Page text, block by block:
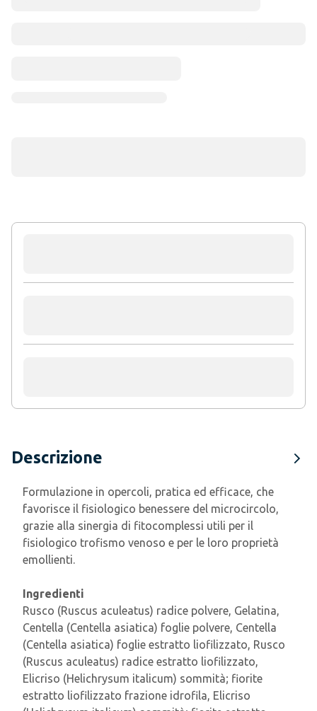
Descrizione
Formulazione in opercoli, pratica ed efficace, che
favorisce il fisiologico benessere del microcircolo,
grazie alla sinergia di fitocomplessi utili per il
fisiologico trofismo venoso e per le loro proprietà
emollienti.
Ingredienti
Rusco (Ruscus aculeatus) radice polvere, Gelatina,
Centella (Centella asiatica) foglie polvere, Centella
(Centella asiatica) foglie estratto liofilizzato, Rusco
(Ruscus aculeatus) radice estratto liofilizzato,
Elicriso (Helichrysum italicum) sommità; fiorite
estratto liofilizzato frazione idrofila, Elicriso